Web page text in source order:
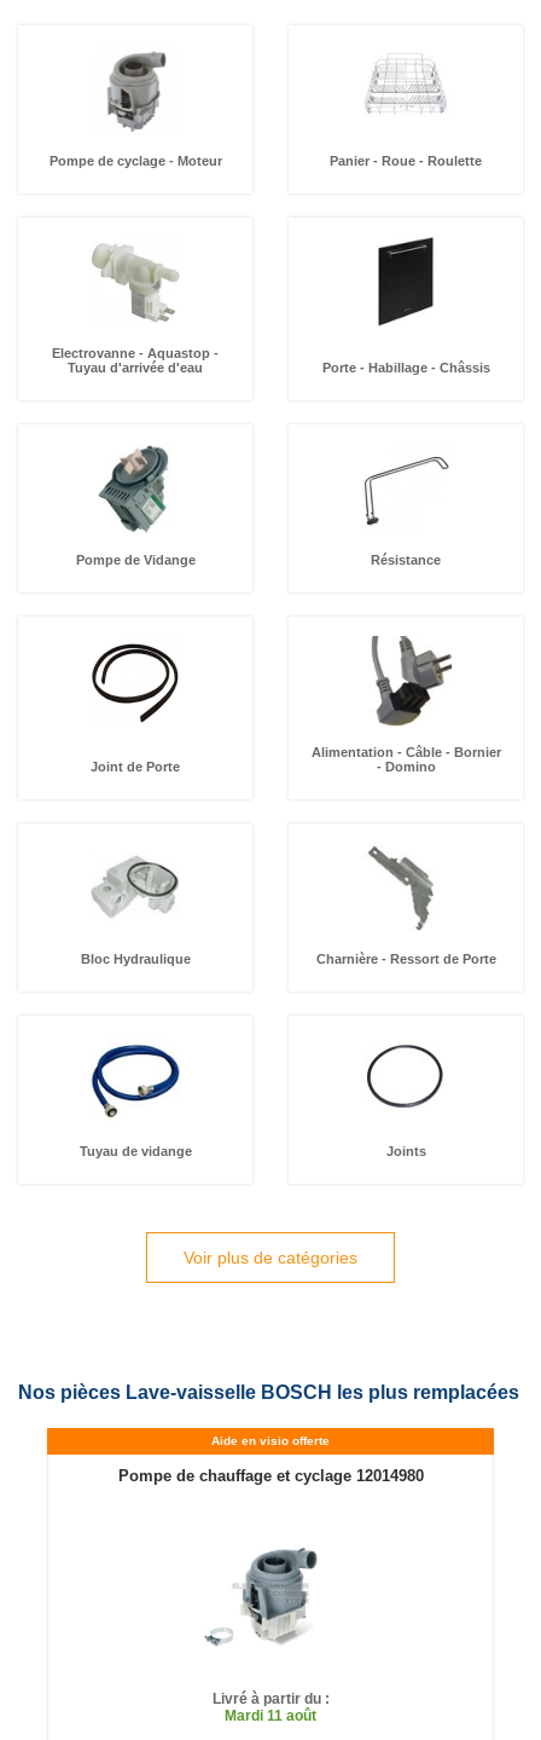
Pompe de cyclage - Moteur Panier - Roue - Roulette
Electrovanne - Aquastop -
Tuyau d'arrivée d'eau
Porte - Habillage - Châssis
Pompe de Vidange Résistance
Joint de Porte
Alimentation - Câble - Bornier
- Domino
Bloc Hydraulique Charnière - Ressort de Porte
Tuyau de vidange Joints
Voir plus de catégories
Nos pièces Lave-vaisselle BOSCH les plus remplacées
Aide en visio offerte
Pompe de chauffage et cyclage 12014980
Livré à partir du :
Mardi 11 août